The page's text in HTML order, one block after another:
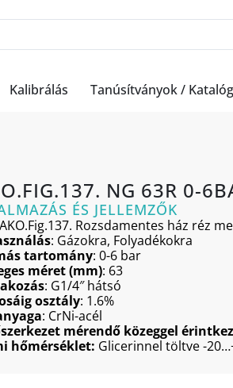
Kalibrálás Tanúsítványok /
NG 63R 0-
ÉS JELLEMZŐK
Rozsdamentes ház réz
: Gázokra, Folyadékokra
tartomány: 0-6 bar
méret (mm): 63
: G1/4″ hátsó
osztály: 1.6%
: CrNi-acél
mérendő közeggel
hőmérséklet: Glicerinnel töltve -